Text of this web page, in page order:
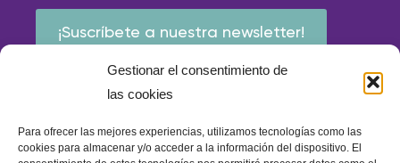
Gestionar el consentimiento de
las cookies
Para ofrecer las mejores experiencias, utilizamos tecnologías como las
cookies para almacenar y/o acceder a la información del dispositivo. El
¡Suscríbete a nuestra newsletter!